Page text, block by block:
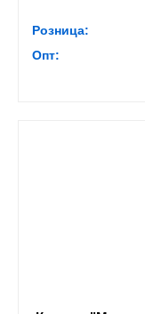
Розница:
Опт: